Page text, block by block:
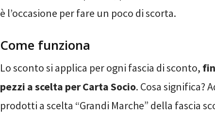
è l’occasione per fare un poco di scorta.
Come funziona
Lo sconto si applica per ogni fascia di sconto,
pezzi a scelta per Carta Socio. Cosa significa?
prodotti a scelta “Grandi Marche” della fascia